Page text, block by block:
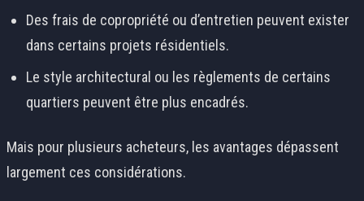
Des frais de copropriété ou d’entretien peuvent exister
dans certains projets résidentiels.
Le style architectural ou les règlements de certains
quartiers peuvent être plus encadrés.
Mais pour plusieurs acheteurs, les avantages dépassent
largement ces considérations.